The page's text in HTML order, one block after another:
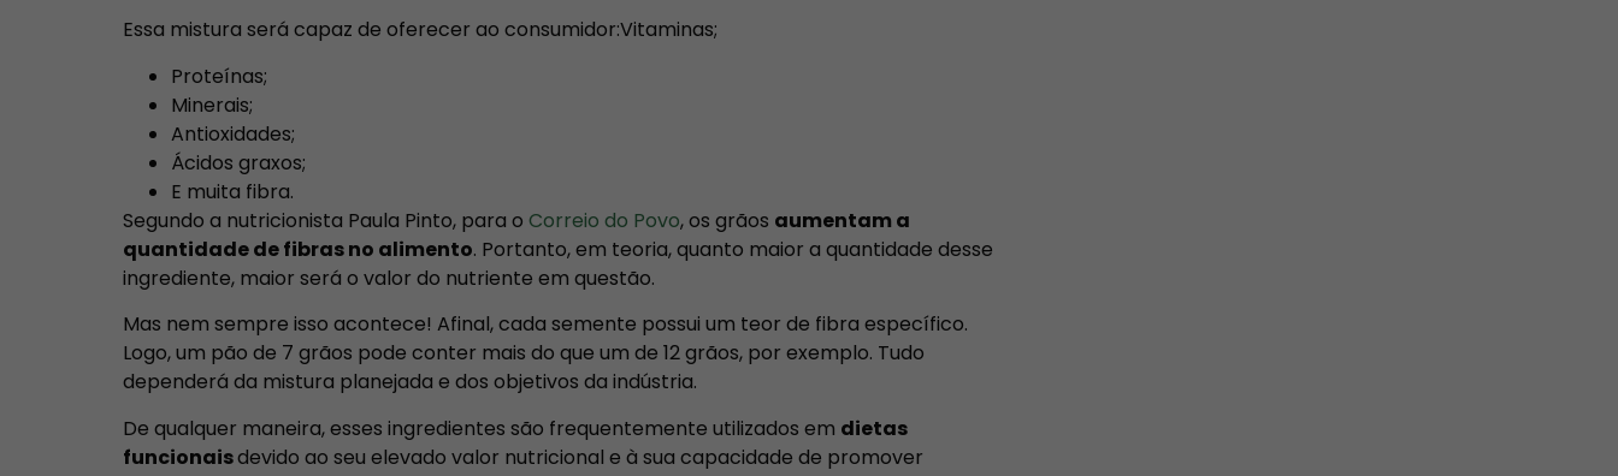
Essa mistura será capaz de oferecer ao consumidor:Vitaminas;
Proteínas;
Minerais;
Antioxidades;
Ácidos graxos;
E muita fibra.
Segundo a nutricionista Paula Pinto, para oCorreio do Povo, os grãos aumentam a
quantidade de fibras no alimento. Portanto, em teoria, quanto maior a quantidade desse
ingrediente, maior será o valor do nutriente em questão.
Mas nem sempre isso acontece! Afinal, cada semente possui um teor de fibra específico.
Logo, um pão de 7 grãos pode conter mais do que um de 12 grãos, por exemplo. Tudo
dependerá da mistura planejada e dos objetivos da indústria.
De qualquer maneira, esses ingredientes são frequentemente utilizados em dietas
funcionaisdevido ao seu elevado valor nutricional e à sua capacidade de promover